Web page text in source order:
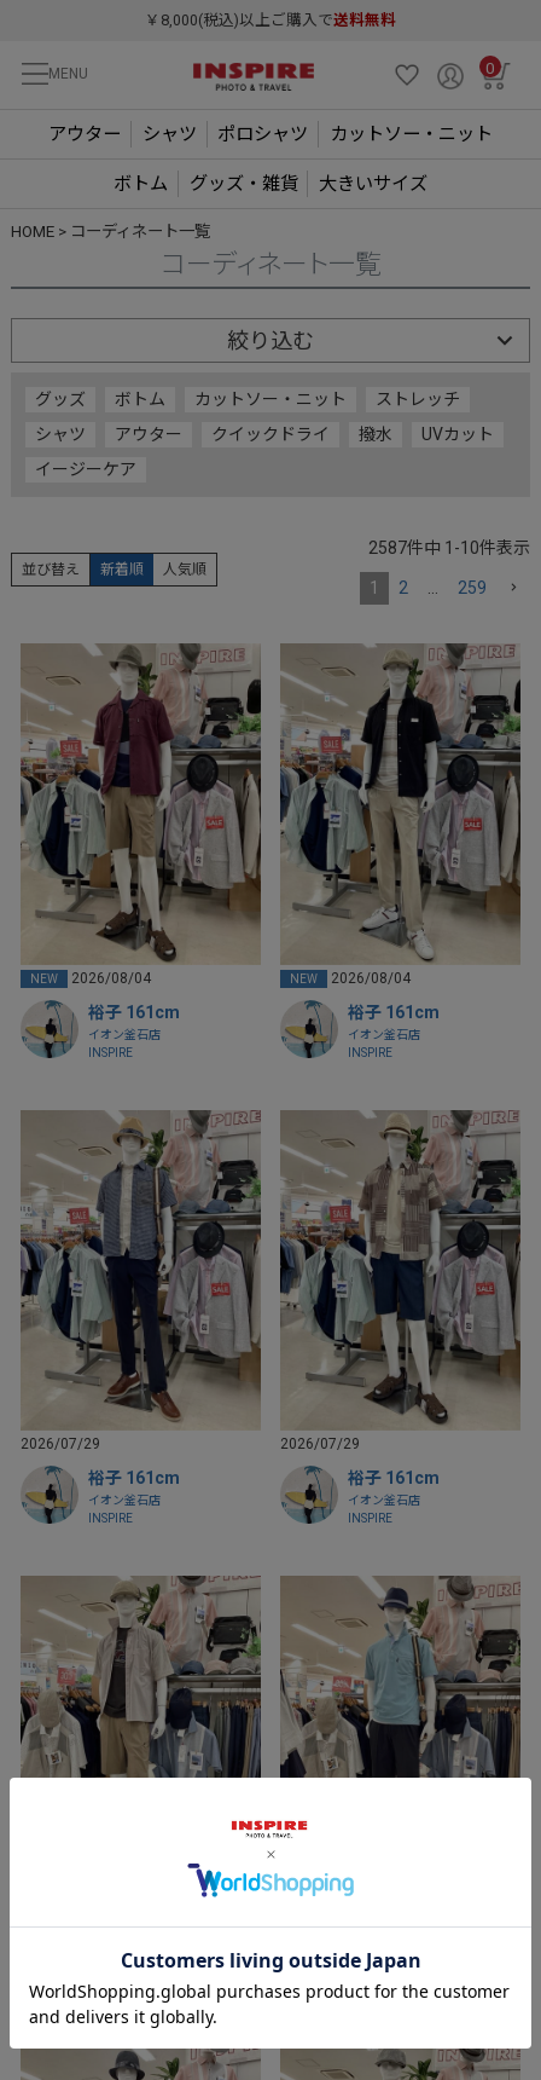
￥8,000(税込)以上ご購入で送料無料
MENU 0
アウター シャツ ポロシャツ カットソー・ニット
ボトム グッズ・雑貨 大きいサイズ
HOME コーディネート一覧
コーディネート一覧
絞り込む
グッズ ボトム カットソー・ニット
ストレッチ
シャツ
アウター クイックドライ 撥水
UVカット
イージーケア
並び替え 新着順 人気順
2587件中 1 -10件表示
1 2 259
NEW 2026/08/04
裕子 161cm
イオン釜石店
INSPIRE
NEW 2026/08/04
裕子 161cm
イオン釜石店
INSPIRE
2026/07/29
裕子 161cm
イオン釜石店
INSPIRE
2026/07/29
裕子 161cm
イオン釜石店
INSPIRE
イオン釜石店
INSPIRE
イオン釜石店
INSPIRE